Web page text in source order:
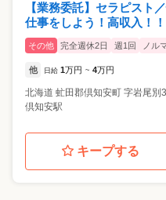
【業務委託】セラピスト
仕事をしよう！高収入！！
その他 完全週休2日 週1回 ノル
他 日給 1万円 ~ 4万円
北海道 虻田郡倶知安町 字岩尾別328
倶知安駅
キープする